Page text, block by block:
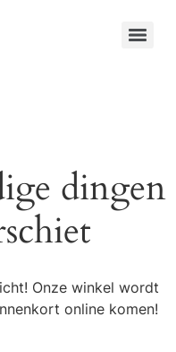
dingen
Onze winkel wordt
online komen!